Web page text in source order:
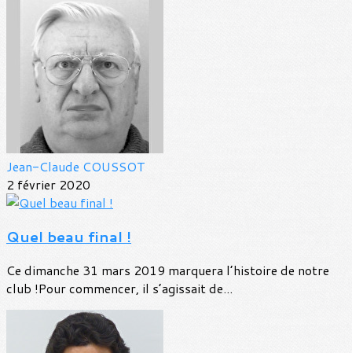
Jean-Claude COUSSOT
2 février 2020
Quel beau final !
Ce dimanche 31 mars 2019 marquera l’histoire de notre
club !Pour commencer, il s’agissait de...